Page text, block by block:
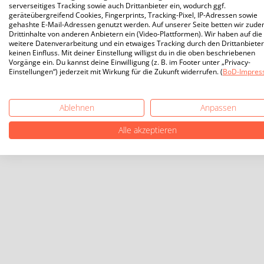
serverseitiges Tracking sowie auch Drittanbieter ein, wodurch ggf.
geräteübergreifend Cookies, Fingerprints, Tracking-Pixel, IP-Adressen sowie
gehashte E-Mail-Adressen genutzt werden. Auf unserer Seite betten wir
Drittinhalte von anderen Anbietern ein (Video-Plattformen). Wir haben auf die
weitere Datenverarbeitung und ein etwaiges Tracking durch den Drittanbieter
keinen Einfluss. Mit deiner Einstellung willigst du in die oben beschriebenen
Vorgänge ein. Du kannst deine Einwilligung (z. B. im Footer unter „Privacy-
Einstellungen“) jederzeit mit Wirkung für die Zukunft widerrufen. (BoD-
Ablehnen
Anpassen
Alle akzeptieren